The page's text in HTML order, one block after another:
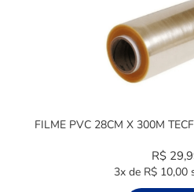
FILME PVC 28CM X 300M
R$
3x de R$10,00